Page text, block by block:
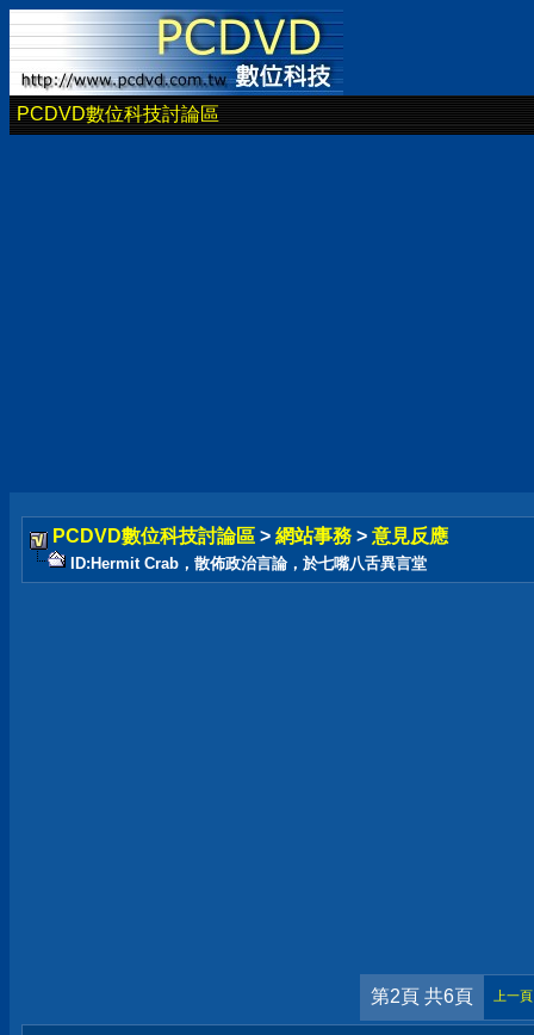
PCDVD數位科技討論區
PCDVD數位科技討論區 > 網站事務 > 意見反應
ID:Hermit Crab，散佈政治言論，於七嘴八舌異言堂
第2頁 共6頁 上一頁